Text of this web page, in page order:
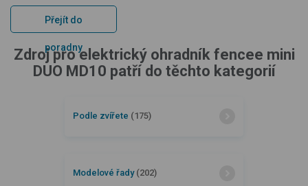
Přejít do
poradny
Zdroj pro elektrický ohradník fencee mini
DUO MD10 patří do těchto kategorií
Podle zvířete (175)
Modelové řady (202)